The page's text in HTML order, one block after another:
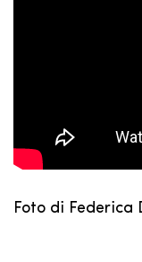
Foto di Federica